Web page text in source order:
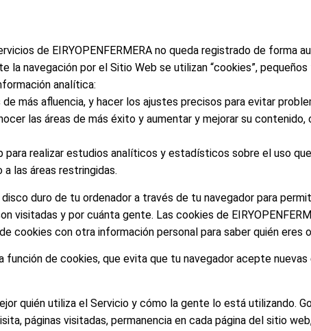
de EIRYOPENFERMERA no queda registrado de forma
la navegación por el Sitio Web se utilizan “cookies”,
analítica:
más afluencia, y hacer los ajustes precisos para evitar
las áreas de más éxito y aumentar y mejorar su
realizar estudios analíticos y estadísticos sobre el uso
las áreas restringidas.
duro de tu ordenador a través de tu navegador para
visitadas y por cuánta gente. Las cookies de
cookies con otra información personal para saber quién eres
función de cookies, que evita que tu navegador acepte
quién utiliza el Servicio y cómo la gente lo está utilizando.
páginas visitadas, permanencia en cada página del sitio